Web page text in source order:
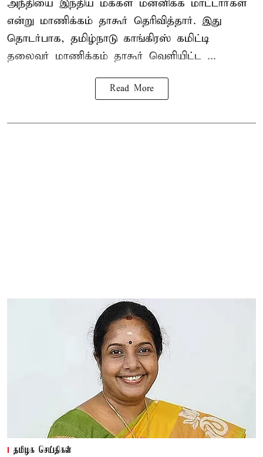
அநீதியை இந்திய மக்கள் மன்னிக்க மாட்டார்கள்
என்று மாணிக்கம் தாகூர் தெரிவித்தார். இது
தொடர்பாக, தமிழ்நாடு காங்கிரஸ் கமிட்டி
தலைவர் மாணிக்கம் தாகூர் வெளியிட்ட ...
Read More
தமிழக செய்திகள்